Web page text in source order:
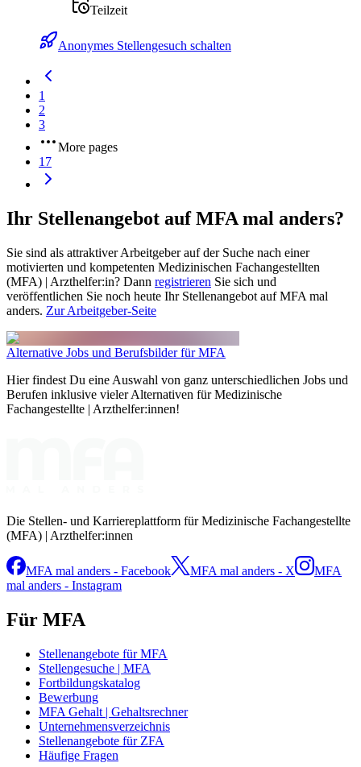
Teilzeit
Anonymes Stellengesuch schalten
1
2
3
More pages
17
Ihr Stellenangebot auf MFA mal anders?
Sie sind als attraktiver Arbeitgeber auf der Suche nach einer
motivierten und kompetenten Medizinischen Fachangestellten
(MFA) | Arzthelfer:in? Dann registrieren Sie sich und
veröffentlichen Sie noch heute Ihr Stellenangebot auf MFA mal
anders. Zur Arbeitgeber-Seite
Alternative Jobs und Berufsbilder für MFA
Hier findest Du eine Auswahl von ganz unterschiedlichen Jobs und
Berufen inklusive vieler Alternativen für Medizinische
Fachangestellte | Arzthelfer:innen!
Die Stellen- und Karriereplattform für Medizinische Fachangestellte
(MFA) | Arzthelfer:innen
MFA mal anders - Facebook MFA mal anders - X
MFA
mal anders - Instagram
Für MFA
Stellenangebote für MFA
Stellengesuche | MFA
Fortbildungskatalog
Bewerbung
MFA Gehalt | Gehaltsrechner
Unternehmensverzeichnis
Stellenangebote für ZFA
Häufige Fragen